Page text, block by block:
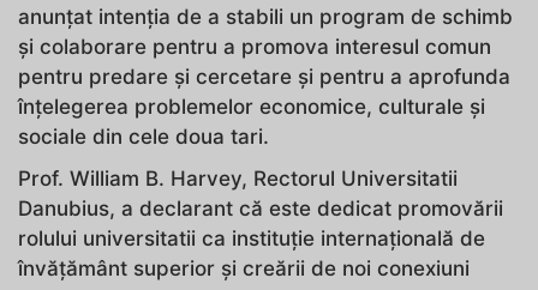
anunțat intenția de a stabili un program de schimb
și colaborare pentru a promova interesul comun
pentru predare și cercetare și pentru a aprofunda
înțelegerea problemelor economice, culturale și
sociale din cele doua tari.
Prof. William B. Harvey, Rectorul Universitatii
Danubius, a declarant că este dedicat promovării
rolului universitatii ca instituție internațională de
învățământ superior și creării de noi conexiuni